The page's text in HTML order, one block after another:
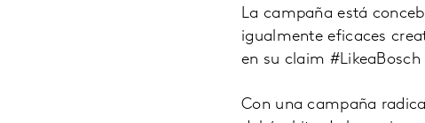
La campaña está
igualmente eficaces
en su claim
Con una campaña